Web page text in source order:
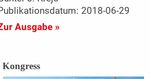
2018-06-29
Ausgabe »